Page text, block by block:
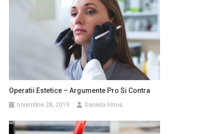
Operatii Estetice – Argumente Pro Si Contra
noiembrie 28, 2019 Daniela Irimia